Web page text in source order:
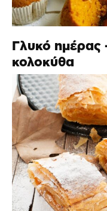
Γλυκό ημέρας
κολοκύθα